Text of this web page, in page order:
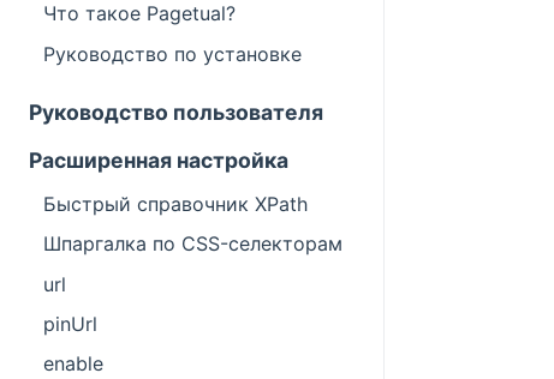
Что такое Pagetual?
Руководство по установке
Руководство пользователя
Расширенная настройка
Быстрый справочник XPath
Шпаргалка по CSS-селекторам
url
pinUrl
enable